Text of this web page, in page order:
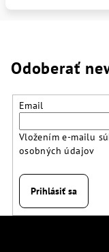
Odoberať
Email
Vložením e-mailu
osobných údajov
Prihlásiť sa